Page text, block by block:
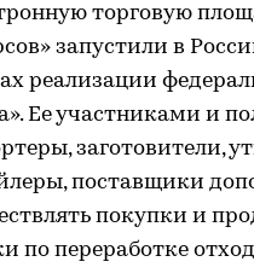
торговую
запустили в
реализации
Ее участниками и
заготовители,
поставщики
покупки и
по переработке